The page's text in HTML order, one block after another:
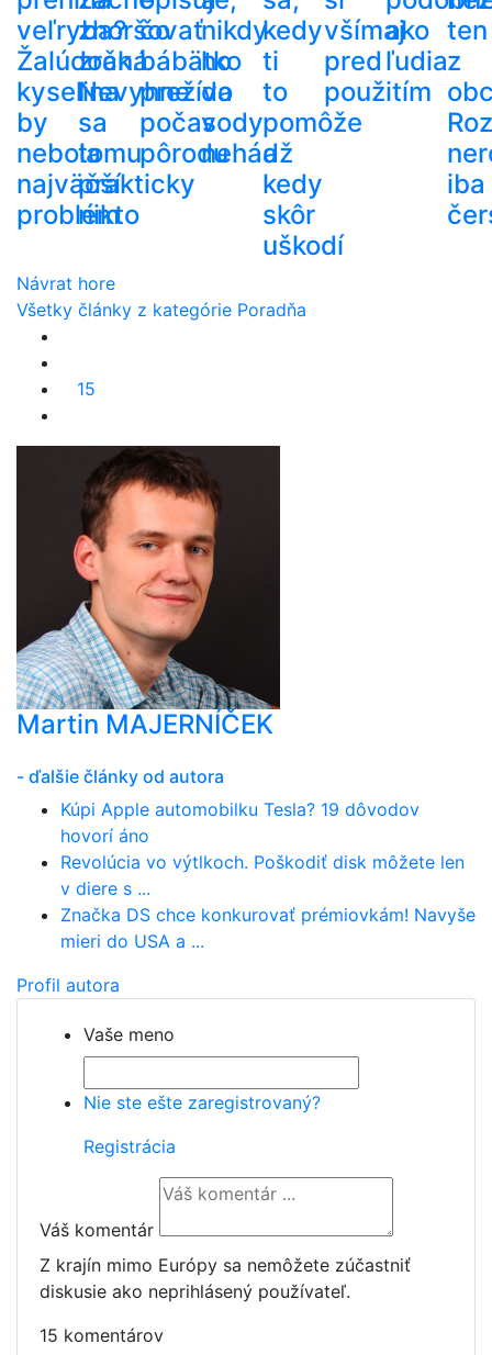
veľryba?
Žalúdočná
kyselina
by
nebola
najväčší
problém
zhoršovať
zrak.
Nevyhne
sa
tomu
prakticky
nikto
čo
bábätko
prežíva
počas
pôrodu
nikdy
ho
do
vody
nehádž
kedy
ti
to
pomôže
a
kedy
skôr
uškodí
všímaj
pred
použitím
ako
ľudia
ten
z
iba
Návrat hore
Všetky články z kategórie Poradňa
15
Martin MAJERNÍČEK
- ďalšie články od autora
Kúpi Apple automobilku Tesla? 19 dôvodov
hovorí áno
Revolúcia vo výtlkoch. Poškodiť disk môžete len
v diere s ...
Značka DS chce konkurovať prémiovkám! Navyše
mieri do USA a ...
Profil autora
Vaše meno
Nie ste ešte zaregistrovaný?
Registrácia
Váš komentár
Z krajín mimo Európy sa nemôžete zúčastniť
diskusie ako neprihlásený používateľ.
15 komentárov